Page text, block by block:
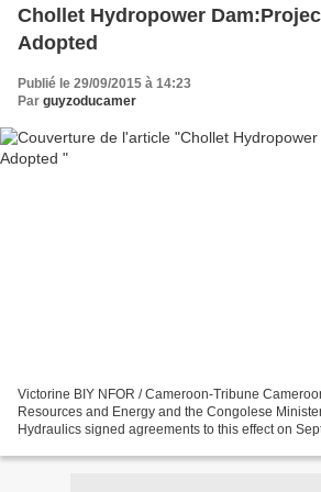
Chollet Hydropower
Adopted
Publié le 29/09/2015 à 14:23
Par guyzoducamer
Victorine BIY NFOR / Cameroon-Tribune
Resources and Energy and the Congolese
Hydraulics signed agreements to this effect on